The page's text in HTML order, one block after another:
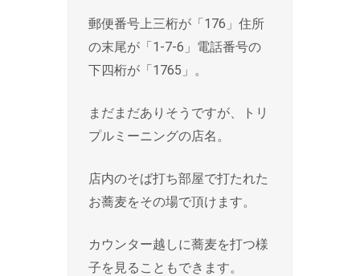
郵便番号上三桁が「176」住所
の末尾が「1-7-6」電話番号の
下四桁が「1765」。
まだまだありそうですが、トリ
プルミーニングの店名。
店内のそば打ち部屋で打たれた
お蕎麦をその場で頂けます。
カウンター越しに蕎麦を打つ様
子を見ることもできます。